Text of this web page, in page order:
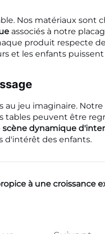
Nos matériaux sont
associés à notre
produit respecte
et les enfants
au jeu imaginaire.
tables peuvent être
scène dynamique
d'intérêt des enfants.
à une croissance